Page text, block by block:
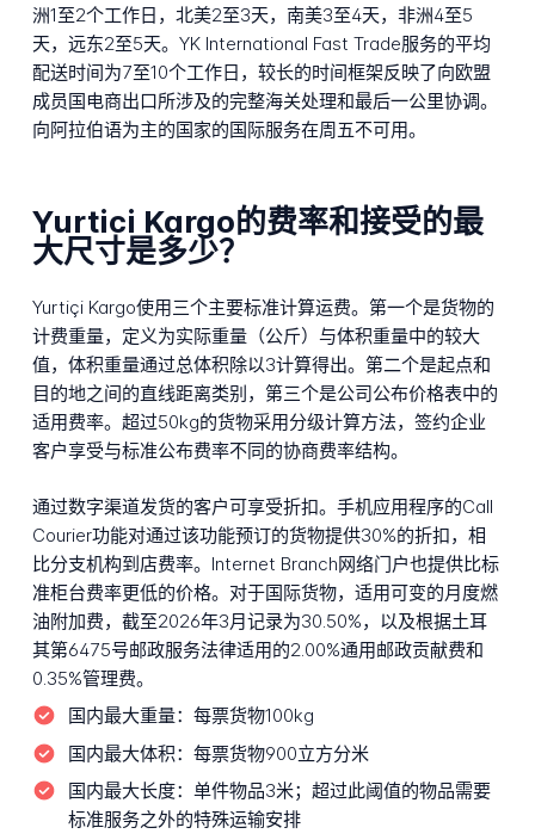
洲1至2个工作日，北美2至3天，南美3至4天，非洲4至5
天，远东2至5天。YK International Fast Trade服务的平均
配送时间为7至10个工作日，较长的时间框架反映了向欧盟
成员国电商出口所涉及的完整海关处理和最后一公里协调。
向阿拉伯语为主的国家的国际服务在周五不可用。
Yurtici Kargo的费率和接受的最
大尺寸是多少？
Yurtiçi Kargo使用三个主要标准计算运费。第一个是货物的
计费重量，定义为实际重量（公斤）与体积重量中的较大
值，体积重量通过总体积除以3计算得出。第二个是起点和
目的地之间的直线距离类别，第三个是公司公布价格表中的
适用费率。超过50kg的货物采用分级计算方法，签约企业
客户享受与标准公布费率不同的协商费率结构。
通过数字渠道发货的客户可享受折扣。手机应用程序的Call
Courier功能对通过该功能预订的货物提供30%的折扣，相
比分支机构到店费率。Internet Branch网络门户也提供比标
准柜台费率更低的价格。对于国际货物，适用可变的月度燃
油附加费，截至2026年3月记录为30.50%，以及根据土耳
其第6475号邮政服务法律适用的2.00%通用邮政贡献费和
0.35%管理费。
国内最大重量： 每票货物100kg
国内最大体积： 每票货物900立方分米
国内最大长度： 单件物品3米；超过此阈值的物品需要
标准服务之外的特殊运输安排